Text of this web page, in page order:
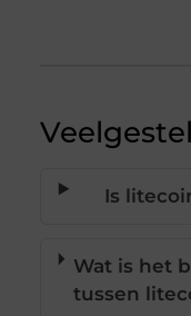
Is
Wat is het
tussen